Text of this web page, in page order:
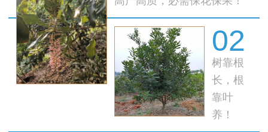
02
果树秋
季管理
技术
树靠根
长，根
靠叶
养！